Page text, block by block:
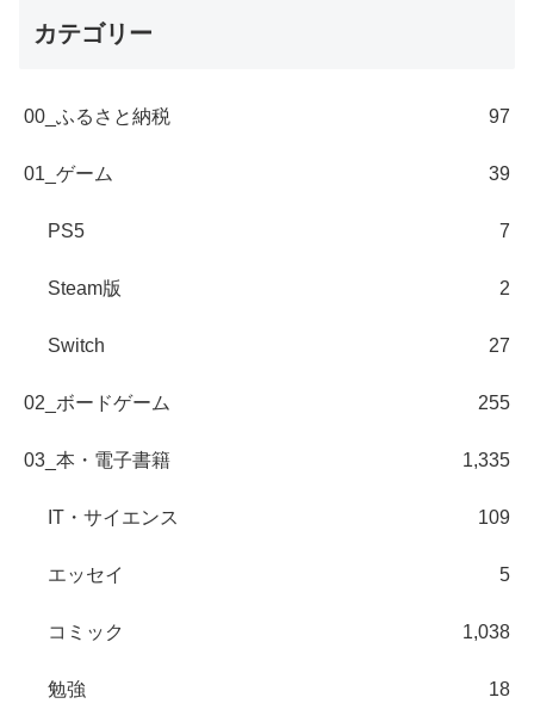
カテゴリー
00_ふるさと納税 97
01_ゲーム 39
PS5 7
Steam版 2
Switch 27
02_ボードゲーム 255
03_本・電子書籍 1,335
IT・サイエンス 109
エッセイ 5
コミック 1,038
勉強 18